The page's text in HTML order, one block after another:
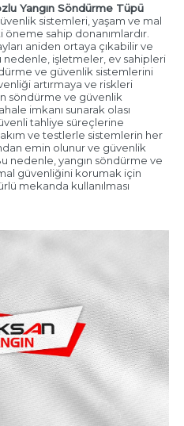
Yangın Söndürme Tüpü
sistemleri, yaşam ve mal
sahip donanımlardır.
aniden ortaya çıkabilir ve
nedenle, işletmeler, ev sahipleri
ve güvenlik sistemlerini
artırmaya ve riskleri
söndürme ve güvenlik
imkanı sunarak olası
tahliye süreçlerine
ve testlerle sistemlerin her
emin olunur ve güvenlik
nedenle, yangın söndürme ve
güvenliğini korumak için
mekanda kullanılması